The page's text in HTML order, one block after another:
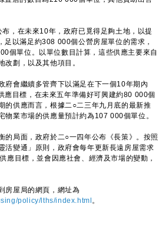
在未來10年，政府已覓得足夠土地，以提
以滿足約308 000個公營房屋單位的需求，
個單位。以單位數目計算，這些供應主要來自
改劃，以及其他項目。
會繼續多管齊下以滿足在下一個10年期內
應目標，在未來五年準備好可興建約80 000個
的供應而言，根據二○二三年九月底的最新推
物業市場的供應量預計約為107 000個單位。
局面，政府於二○一四年公布《長策》。按照
活變通」原則，政府會每年更新長遠房屋需求
應目標，並會因應社會、經濟及市場的變動，
屋局的網頁，網址為
policy/lths/index.html 。